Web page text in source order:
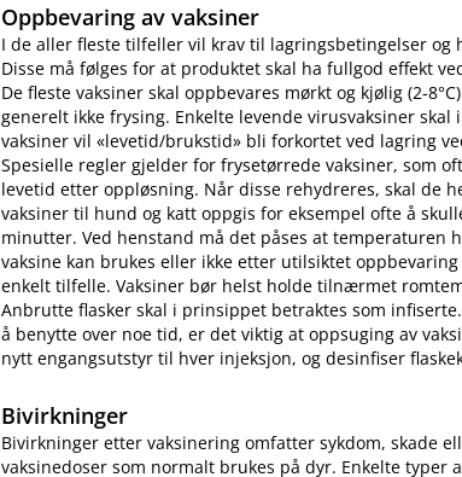
Oppbevaring av vaksiner
I de aller fleste tilfeller vil krav til lagringsbetingelser
Disse må følges for at produktet skal ha fullgod effekt
De fleste vaksiner skal oppbevares mørkt og kjølig (2-
generelt ikke frysing. Enkelte levende virusvaksiner
vaksiner vil «levetid​/​brukstid» bli forkortet ved lagring
Spesielle regler gjelder for frysetørrede vaksiner, som
levetid etter oppløsning. Når disse rehydreres, skal de
vaksiner til hund og katt oppgis for eksempel ofte å
minutter. Ved henstand må det påses at temperaturen
vaksine kan brukes eller ikke etter utilsiktet
enkelt tilfelle. Vaksiner bør helst holde tilnærmet
Anbrutte flasker skal i prinsippet betraktes som
å benytte over noe tid, er det viktig at oppsuging av
nytt engangsutstyr til hver injeksjon, og desinfiser
Bivirkninger
Bivirkninger etter vaksinering omfatter sykdom, skade
vaksinedoser som normalt brukes på dyr. Enkelte typer